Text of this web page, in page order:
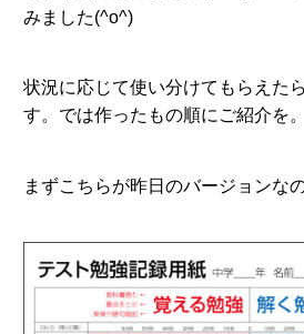
みました(^o^)
状況に応じて使い分けてもらえた
す。では作ったもの順にご紹介を。
まずこちらが昨日のバージョンな